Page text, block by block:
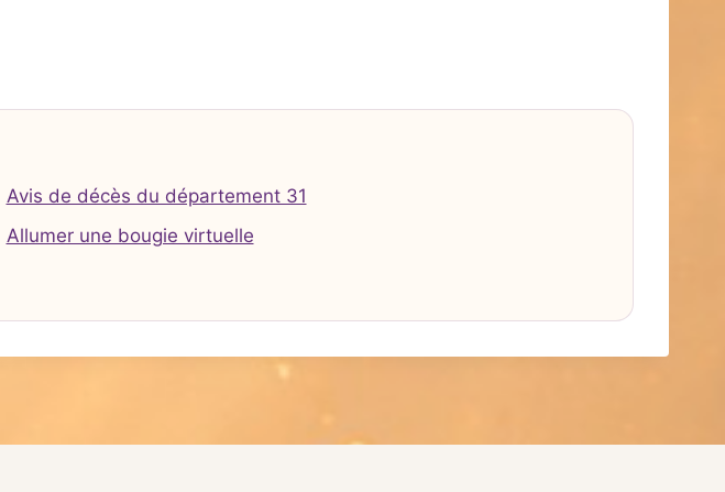
Avis de décès du département 31
Allumer une bougie virtuelle